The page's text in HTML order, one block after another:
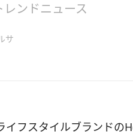
レンドニュース
サ
イフスタイルブランドの